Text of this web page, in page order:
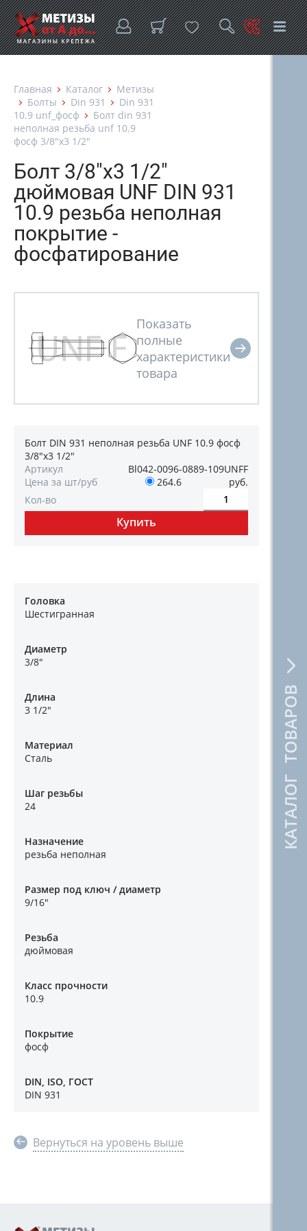
КАТАЛОГ ТОВАРОВ
Главная Каталог
Метизы
Болты
Din 931
Din 931
10.9 unf_фосф
Болт din 931
неполная резьба unf 10.9
фосф 3/8"х3 1/2"
Болт 3/8"х3 1/2"
дюймовая UNF DIN 931
10.9 резьба неполная
покрытие -
фосфатирование
Болт DIN 931 неполная резьба UNF 10.9 фосф
3/8"х3 1/2"
Артикул
Bl042-0096-0889-109UNFF
Цена за шт/руб
264.6
руб.
Кол-во
Головка
Шестигранная
Диаметр
3/8"
Длина
3 1/2"
Материал
Сталь
Шаг резьбы
24
Назначение
резьба неполная
Размер под ключ / диаметр
9/16"
Резьба
дюймовая
Класс прочности
10.9
Покрытие
фосф
DIN, ISO, ГОСТ
DIN 931
Вернуться на уровень выше